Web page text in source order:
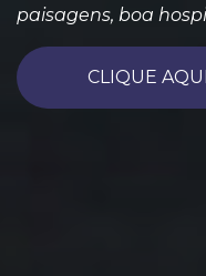
paisagens, boa
CLIQUE AQUI